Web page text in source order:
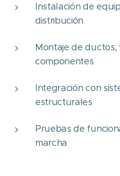
Instalación de
distribución
Montaje de ductos,
componentes
Integración con
estructurales
Pruebas de
marcha